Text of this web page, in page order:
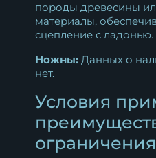
породы древесины
материалы,
сцепление с ладонью.
Ножны: Данных о
нет.
Условия
ограничения